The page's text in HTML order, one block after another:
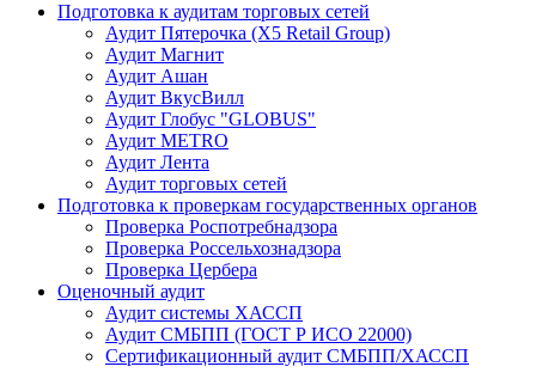
Подготовка к аудитам торговых сетей
Аудит Пятерочка (X5 Retail Group)
Аудит Магнит
Аудит Ашан
Аудит ВкусВилл
Аудит Глобус "GLOBUS"
Аудит METRO
Аудит Лента
Аудит торговых сетей
Подготовка к проверкам государственных органов
Проверка Роспотребнадзора
Проверка Россельхознадзора
Проверка Цербера
Оценочный аудит
Аудит системы ХАССП
Аудит СМБПП (ГОСТ Р ИСО 22000)
Сертификационный аудит СМБПП/ХАССП